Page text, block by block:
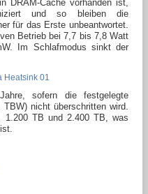
DRAM-Cache vorhanden ist,
und so bleiben die
für das Erste unbeantwortet.
Betrieb bei 7,7 bis 7,8 Watt
Im Schlafmodus sinkt der
sofern die festgelegte
nicht überschritten wird.
1.200 TB und 2.400 TB, was